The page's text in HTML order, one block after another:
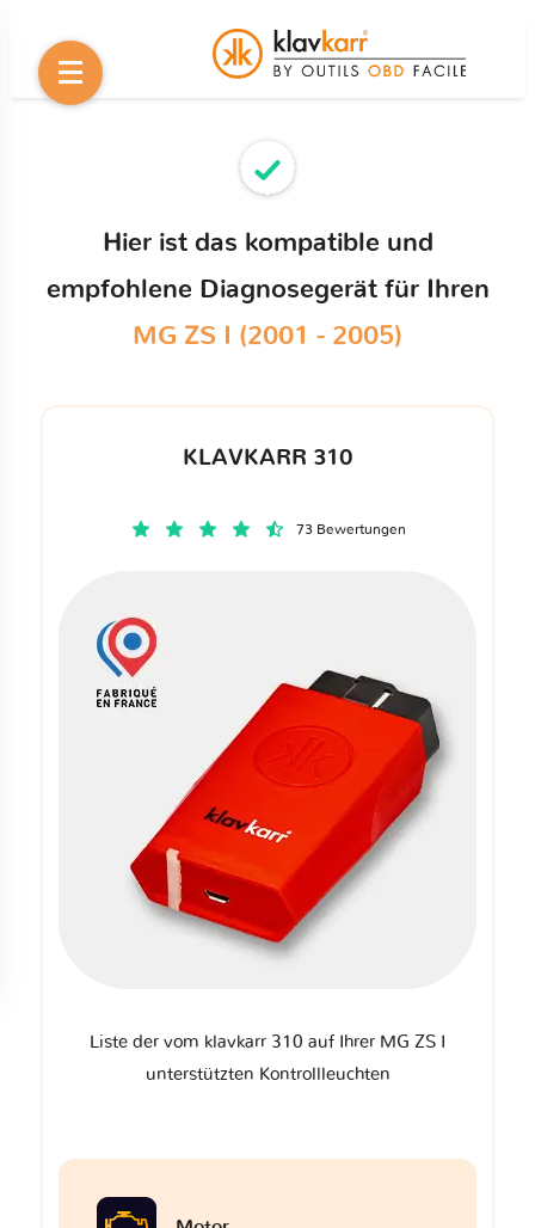
Hier ist das kompatible und
empfohlene Diagnosegerät für Ihren
MG ZS I (2001 - 2005)
KLAVKARR 310
73 Bewertungen
Liste der vom klavkarr 310 auf Ihrer MG ZS I
unterstützten Kontrollleuchten